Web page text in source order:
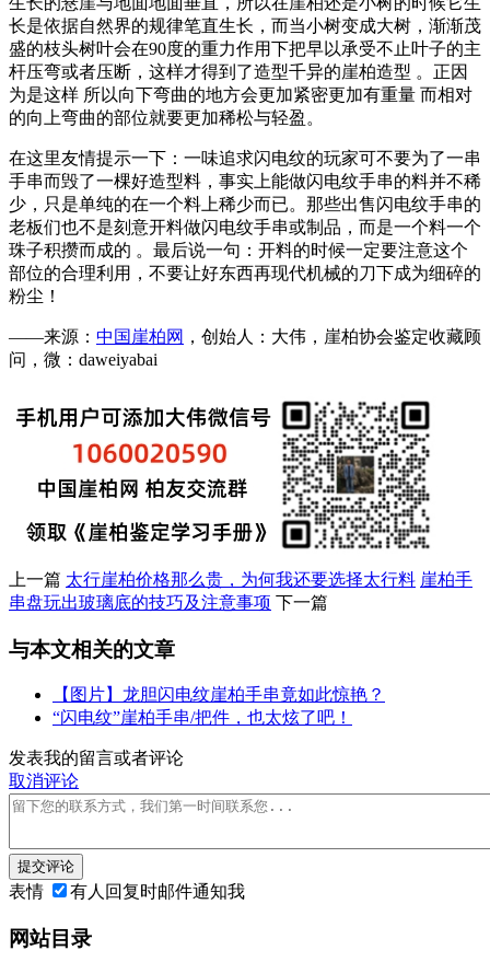
长是依据自然界的规律笔直生长，而当小树变成大树，渐渐茂
盛的枝头树叶会在90度的重力作用下把早以承受不止叶子的主
杆压弯或者压断，这样才得到了造型千异的崖柏造型 。正因
为是这样 所以向下弯曲的地方会更加紧密更加有重量 而相对
的向上弯曲的部位就要更加稀松与轻盈。
在这里友情提示一下：一味追求闪电纹的玩家可不要为了一串
手串而毁了一棵好造型料，事实上能做闪电纹手串的料并不稀
少，只是单纯的在一个料上稀少而已。那些出售闪电纹手串的
老板们也不是刻意开料做闪电纹手串或制品，而是一个料一个
珠子积攒而成的 。最后说一句：开料的时候一定要注意这个
部位的合理利用，不要让好东西再现代机械的刀下成为细碎的
粉尘！
——来源： 中国崖柏网 ，创始人：大伟，崖柏协会鉴定收藏顾
问，微：daweiyabai
上一篇 太行崖柏价格那么贵，为何我还要选择太行料 崖柏手
串盘玩出玻璃底的技巧及注意事项 下一篇
与本文相关的文章
【图片】龙胆闪电纹崖柏手串竟如此惊艳？
“闪电纹”崖柏手串/把件，也太炫了吧！
发表我的留言或者评论
取消评论
提交评论
表情 有人回复时邮件通知我
网站目录